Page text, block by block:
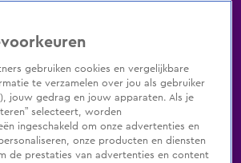
programma's Zenders Genres
TV inlogShop
gebruiken cookies en vergelijkbare
te verzamelen over jou als gebruiker
jouw gedrag en jouw apparaten. Als je
selecteert, worden
ingeschakeld om onze advertenties en
onze producten en diensten
de prestaties van advertenties en content